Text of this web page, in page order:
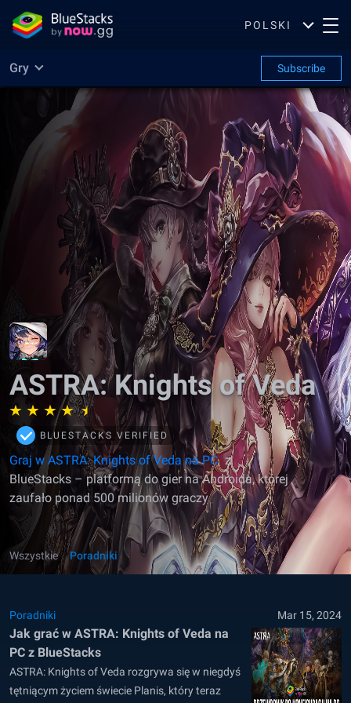
POLSKI
Gry Subscribe
ASTRA: Knights of Veda
BLUESTACKS VERIFIED
Graj w ASTRA: Knights of Veda na PC z
BlueStacks – platformą do gier na Androida, której
zaufało ponad 500 milionów graczy
Wszystkie Poradniki
Poradniki Mar 15, 2024
Jak grać w ASTRA: Knights of Veda na
PC z BlueStacks
ASTRA: Knights of Veda rozgrywa się w niegdyś
tętniącym życiem świecie Planis, który teraz